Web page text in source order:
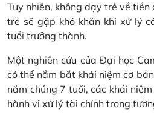
Tuy nhiên, không dạy trẻ về
trẻ sẽ gặp khó khăn khi xử lý
tuổi trưởng thành.
Một nghiên cứu của Đại học
có thể nắm bắt khái niệm cơ
năm chúng 7 tuổi, các khái
hành vi xử lý tài chính trong